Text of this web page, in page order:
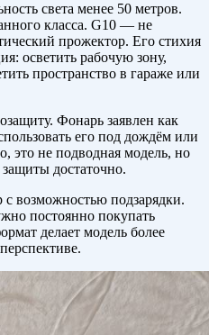
света менее 50 метров.
класса. G10 — не
прожектор. Его стихия
осветить рабочую зону,
пространство в гараже или
Фонарь заявлен как
его под дождём или
это не подводная модель, но
достаточно.
с возможностью подзарядки.
постоянно покупать
делает модель более